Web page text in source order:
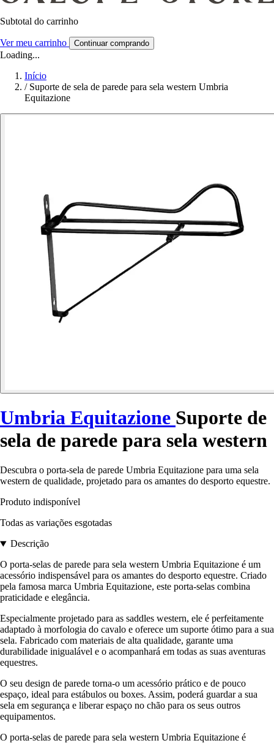
Subtotal do carrinho
Ver meu carrinho Continuar comprando
Loading...
Início
/ Suporte de sela de parede para sela western Umbria
Equitazione
Umbria Equitazione Suporte de
sela de parede para sela western
Descubra o porta-sela de parede Umbria Equitazione para uma sela
western de qualidade, projetado para os amantes do desporto equestre.
Produto indisponível
Todas as variações esgotadas
Descrição
O porta-selas de parede para sela western Umbria Equitazione é um
acessório indispensável para os amantes do desporto equestre. Criado
pela famosa marca Umbria Equitazione, este porta-selas combina
praticidade e elegância.
Especialmente projetado para as saddles western, ele é perfeitamente
adaptado à morfologia do cavalo e oferece um suporte ótimo para a sua
sela. Fabricado com materiais de alta qualidade, garante uma
durabilidade inigualável e o acompanhará em todas as suas aventuras
equestres.
O seu design de parede torna-o um acessório prático e de pouco
espaço, ideal para estábulos ou boxes. Assim, poderá guardar a sua
sela em segurança e liberar espaço no chão para os seus outros
equipamentos.
O porta-selas de parede para sela western Umbria Equitazione é